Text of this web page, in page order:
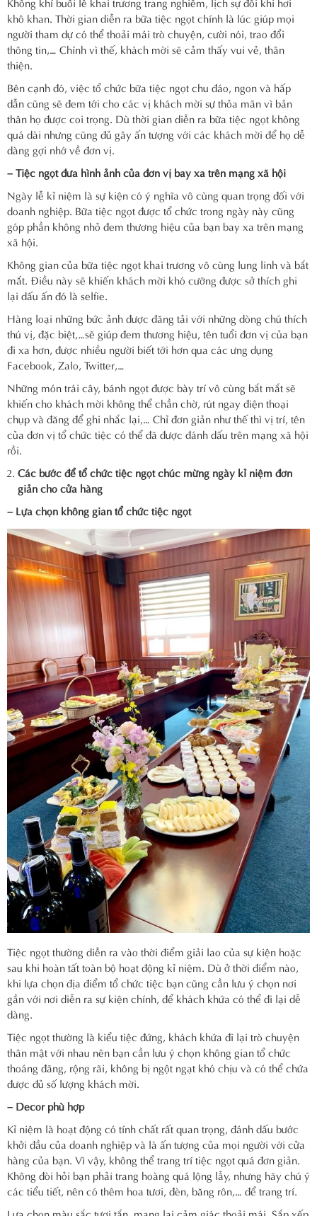
khô khan. Thời gian diễn ra bữa tiệc ngọt chính là lúc giúp mọi
người tham dự có thể thoải mái trò chuyện, cười nói, trao đổi
thông tin,… Chính vì thế, khách mời sẽ cảm thấy vui vẻ, thân
thiện.
Bên cạnh đó, việc tổ chức bữa tiệc ngọt chu đáo, ngon và hấp
dẫn cũng sẽ đem tới cho các vị khách mời sự thỏa mãn vì bản
thân họ được coi trọng. Dù thời gian diễn ra bữa tiệc ngọt không
quá dài nhưng cũng đủ gây ấn tượng với các khách mời để họ dễ
dàng gợi nhớ về đơn vị.
– Tiệc ngọt đưa hình ảnh của đơn vị bay xa trên mạng xã hội
Ngày lễ kỉ niệm là sự kiện có ý nghĩa vô cùng quan trọng đối với
doanh nghiệp. Bữa tiệc ngọt được tổ chức trong ngày này cũng
góp phần không nhỏ đem thương hiệu của bạn bay xa trên mạng
xã hội.
Không gian của bữa tiệc ngọt khai trương vô cùng lung linh và bắt
mắt. Điều này sẽ khiến khách mời khó cưỡng được sở thích ghi
lại dấu ấn đó là selfie.
Hàng loại những bức ảnh được đăng tải với những dòng chú thích
thú vị, đặc biệt,…sẽ giúp đem thương hiệu, tên tuổi đơn vị của bạn
đi xa hơn, được nhiều người biết tới hơn qua các ưng dụng
Facebook, Zalo, Twitter,…
Những món trái cây, bánh ngọt được bày trí vô cùng bắt mắt sẽ
khiến cho khách mời không thể chần chờ, rút ngay điện thoại
chụp và đăng để ghi nhắc lại,… Chỉ đơn giản như thế thì vị trí, tên
của đơn vị tổ chức tiệc có thể đã được đánh dấu trên mạng xã hội
rồi.
Các bước để tổ chức tiệc ngọt chúc mừng ngày kỉ niệm đơn
giản cho cửa hàng
– Lựa chọn không gian tổ chức tiệc ngọt
Tiệc ngọt thường diễn ra vào thời điểm giải lao của sự kiện hoặc
sau khi hoàn tất toàn bộ hoạt động kỉ niệm. Dù ở thời điểm nào,
khi lựa chọn địa điểm tổ chức tiệc bạn cũng cần lưu ý chọn nơi
gần với nơi diễn ra sự kiện chính, để khách khứa có thể đi lại dễ
dàng.
Tiệc ngọt thường là kiểu tiệc đứng, khách khứa đi lại trò chuyện
thân mật với nhau nên bạn cần lưu ý chọn không gian tổ chức
thoáng đãng, rộng rãi, không bị ngột ngạt khó chịu và có thể chứa
được đủ số lượng khách mời.
– Decor phù hợp
Kỉ niệm là hoạt động có tính chất rất quan trọng, đánh dấu bước
khởi đầu của doanh nghiệp và là ấn tượng của mọi người với cửa
hàng của bạn. Vì vậy, không thể trang trí tiệc ngọt quá đơn giản.
Không đòi hỏi bạn phải trang hoàng quá lộng lẫy, nhưng hãy chú ý
các tiểu tiết, nên có thêm hoa tươi, đèn, băng rôn,… để trang trí.